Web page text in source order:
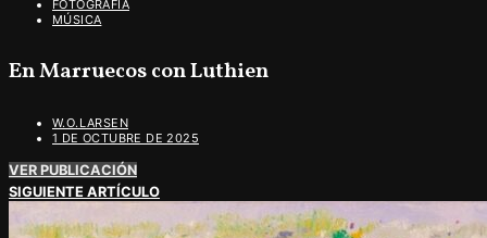
FOTOGRAFÍA
MÚSICA
En Marruecos con Luthien
W.O.LARSEN
1 DE OCTUBRE DE 2025
VER PUBLICACIÓN
SIGUIENTE ARTÍCULO